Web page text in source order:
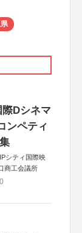
Dシネマ
ンペティ
シティ国際映
商工会議所